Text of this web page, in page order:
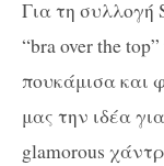
Για τη συλλογή
“bra over the
πουκάμισα και
μας την ιδέα
glamorous